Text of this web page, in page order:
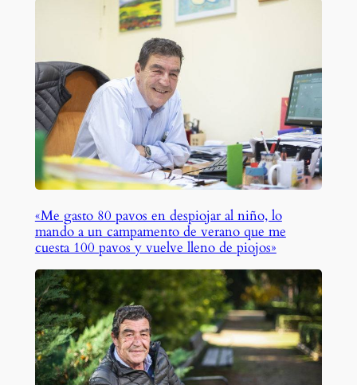
«Me gasto 80 pavos en despiojar al niño, lo
mando a un campamento de verano que me
cuesta 100 pavos y vuelve lleno de piojos»